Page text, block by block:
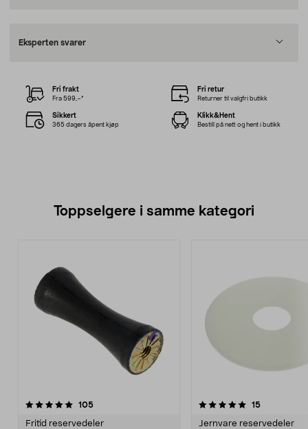
Eksperten svarer
Fri frakt
Fra 599,–*
Fri retur
Returner til valgfri butikk
Sikkert
365 dagers åpent kjøp
Klikk&Hent
Bestill på nett og hent i butikk
Toppselgere i samme kategori
105anmeldelser
Fritid reservedeler
5.0 av 5 stjerner 15anmeldelser
Jernvare reservedeler
4.5 av 5 stjerner